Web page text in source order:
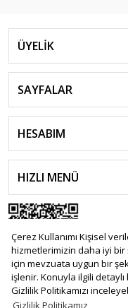
Çerez Kullanımı Kişisel
hizmetlerimizin daha iyi bir
için mevzuata uygun bir
işlenir. Konuyla ilgili detaylı
Gizlilik Politikamızı
ÜYELİK
SAYFALAR
HESABIM
HIZLI MENÜ